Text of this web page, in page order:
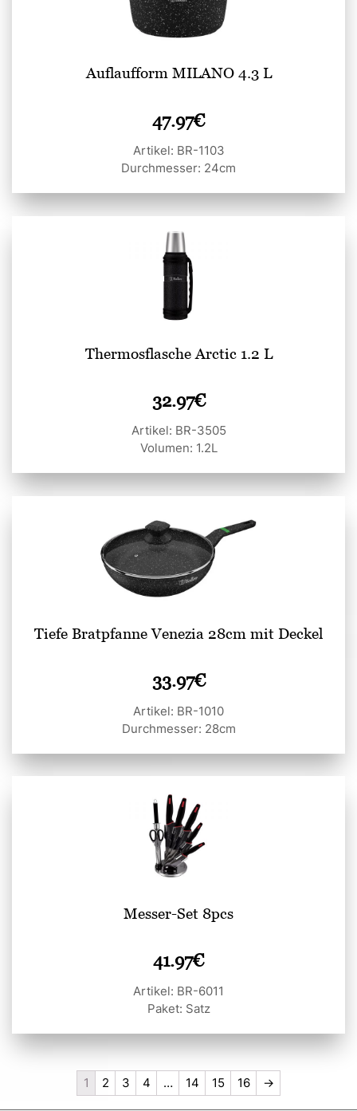
Auflaufform MILANO 4.3 L
47.97€
Artikel: BR-1103
Durchmesser: 24cm
Thermosflasche Arctic 1.2 L
32.97€
Artikel: BR-3505
Volumen: 1.2L
Tiefe Bratpfanne Venezia 28cm mit Deckel
33.97€
Artikel: BR-1010
Durchmesser: 28cm
Messer-Set 8pcs
41.97€
Artikel: BR-6011
Paket: Satz
1 2 3 4 … 14 15 16 →